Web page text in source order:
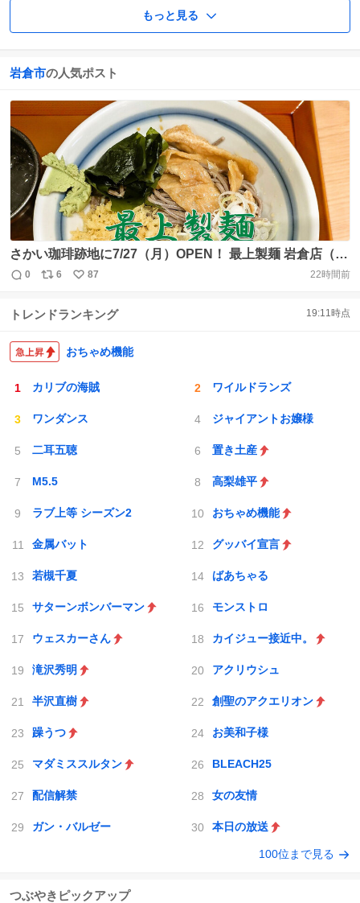
もっと見る
岩倉市の人気ポスト
さかい珈琲跡地に7/27（月）OPEN！ 最上製麺 岩倉店（岩
倉市）：「冷やしたぬき（並）」704円 レポート公開して
https://t.co/YtcRHuO9FG
返
数
0
リ
ス
数
6
い
ね
87 22時間前
トレンドランキング 19:11時点
おちゃめ機能
カリブの海賊 ワイルドランズ
ワンダンス ジャイアントお嬢様
二耳五聴 置き土産
M5.5 高梨雄平
ラブ上等 シーズン2 おちゃめ機能
金属バット グッバイ宣言
若槻千夏 ばあちゃる
サターンボンバーマン モンストロ
ウェスカーさん カイジュー接近中。
滝沢秀明 アクリウシュ
半沢直樹 創聖のアクエリオン
躁うつ お美和子様
マダミススルタン BLEACH25
配信解禁 女の友情
ガン・バルゼー 本日の放送
100位まで見る
つぶやきピックアップ